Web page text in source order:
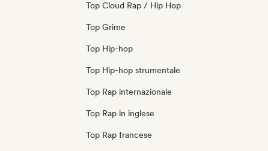
Top Cloud Rap / Hip Hop
Top Grime
Top Hip-hop
Top Hip-hop strumentale
Top Rap internazionale
Top Rap in inglese
Top Rap francese